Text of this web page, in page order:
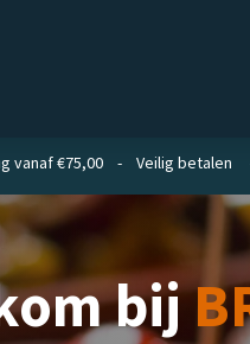
vanaf €75,00 - Veilig
bij